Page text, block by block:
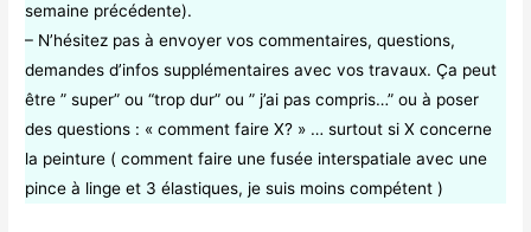
semaine précédente).
– N’hésitez pas à envoyer vos commentaires, questions,
demandes d’infos supplémentaires avec vos travaux. Ça peut
être ” super” ou “trop dur” ou ” j’ai pas compris…” ou à poser
des questions : « comment faire X? » … surtout si X concerne
la peinture ( comment faire une fusée interspatiale avec une
pince à linge et 3 élastiques, je suis moins compétent )